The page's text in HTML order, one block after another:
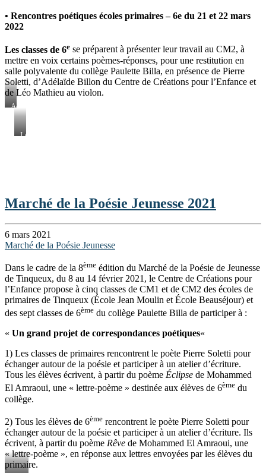
• Rencontres poétiques écoles primaires – 6e du 21 et 22 mars
2022
Les classes de 6e se préparent à présenter leur travail au CM2, à
mettre en voix certains poèmes-réponses, pour une restitution en
salle polyvalente du collège Paulette Billa, en présence de Pierre
Soletti, d’Adélaïde Billon du Centre de Créations pour l’Enfance et
de Léo Mathieu au violon.
Adélaïde
Billon
et
Pierre
Léo
Marché de la Poésie Jeunesse 2021
6 mars 2021
Marché de la Poésie Jeunesse
Dans le cadre de la 8ème édition du Marché de la Poésie de Jeunesse
de Tinqueux, du 8 au 14 février 2021, le Centre de Créations pour
l’Enfance propose à cinq classes de CM1 et de CM2 des écoles de
primaires de Tinqueux (École Jean Moulin et École Beauséjour) et
des sept classes de 6ème du collège Paulette Billa de participer à :
« Un grand projet de correspondances poétiques«
1) Les classes de primaires rencontrent le poète Pierre Soletti pour
échanger autour de la poésie et participer à un atelier d’écriture.
Tous les élèves écrivent, à partir du poème Éclipse de Mohammed
El Amraoui, une « lettre-poème » destinée aux élèves de 6ème du
collège.
2) Tous les élèves de 6ème rencontrent le poète Pierre Soletti pour
échanger autour de la poésie et participer à un atelier d’écriture. Ils
écrivent, à partir du poème Rêve de Mohammed El Amraoui, une
« lettre-poème », en réponse aux lettres envoyées par les élèves du
primaire.